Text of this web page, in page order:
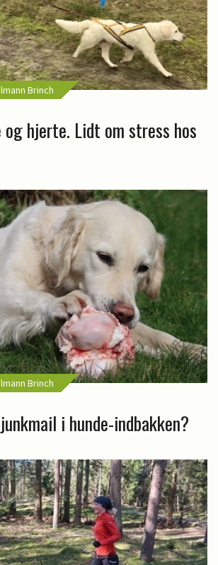
Brinch
og hjerte. Lidt om stress hos
Brinch
i hunde-indbakken?